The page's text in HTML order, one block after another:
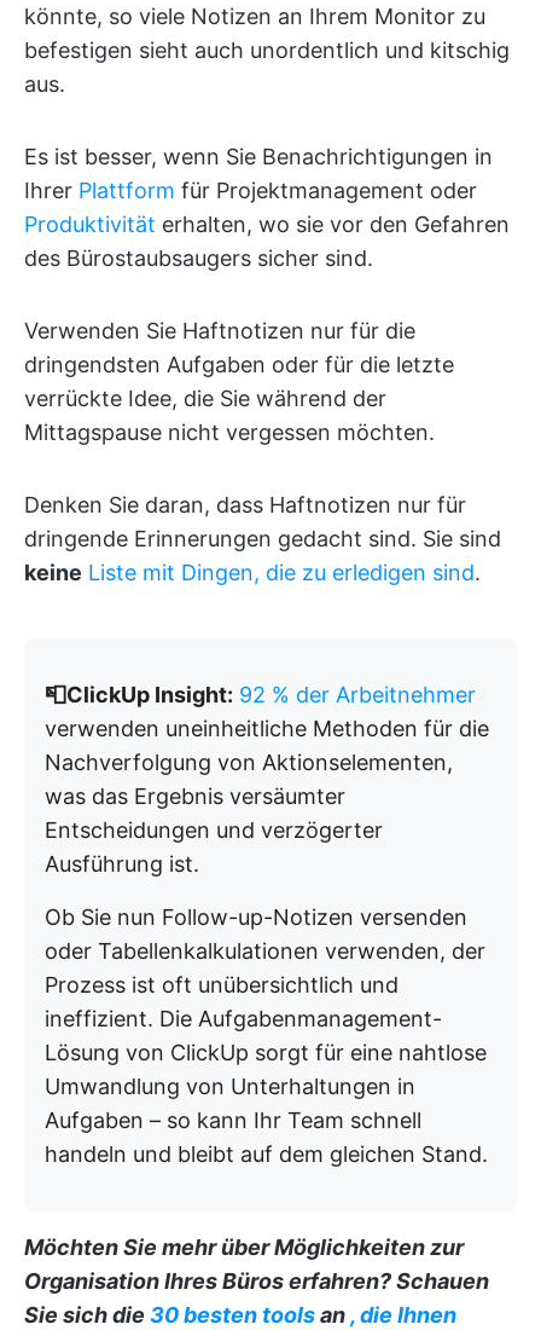
könnte, so viele Notizen an Ihrem Monitor zu
befestigen sieht auch unordentlich und kitschig
aus.
Es ist besser, wenn Sie Benachrichtigungen in
Ihrer Plattform für Projektmanagement oder
Produktivität erhalten, wo sie vor den Gefahren
des Bürostaubsaugers sicher sind.
Verwenden Sie Haftnotizen nur für die
dringendsten Aufgaben oder für die letzte
verrückte Idee, die Sie während der
Mittagspause nicht vergessen möchten.
Denken Sie daran, dass Haftnotizen nur für
dringende Erinnerungen gedacht sind. Sie sind
keine Liste mit Dingen, die zu erledigen sind.
📮ClickUp Insight: 92 % der Arbeitnehmer
verwenden uneinheitliche Methoden für die
Nachverfolgung von Aktionselementen,
was das Ergebnis versäumter
Entscheidungen und verzögerter
Ausführung ist.
Ob Sie nun Follow-up-Notizen versenden
oder Tabellenkalkulationen verwenden, der
Prozess ist oft unübersichtlich und
ineffizient. Die Aufgabenmanagement-
Lösung von ClickUp sorgt für eine nahtlose
Umwandlung von Unterhaltungen in
Aufgaben – so kann Ihr Team schnell
handeln und bleibt auf dem gleichen Stand.
Möchten Sie mehr über Möglichkeiten zur
Organisation Ihres Büros erfahren? Schauen
Sie sich die 30 besten toolsan , die Ihnen